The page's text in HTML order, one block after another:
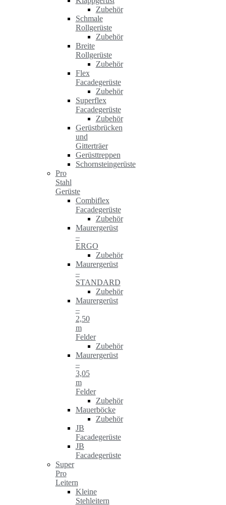
Zubehör
Schmale
Rollgerüste
Zubehör
Breite
Rollgerüste
Zubehör
Flex
Facadegerüste
Zubehör
Superflex
Facadegerüste
Zubehör
Gerüstbrücken
und
Gitterträer
Gerüsttreppen
Schornsteingerüste
Pro
Stahl
Gerüste
Combiflex
Facadegerüste
Zubehör
Maurergerüst
–
ERGO
Zubehör
Maurergerüst
–
STANDARD
Zubehör
Maurergerüst
–
2,50
m
Felder
Zubehör
Maurergerüst
–
3,05
m
Felder
Zubehör
Mauerböcke
Zubehör
JB
Facadegerüste
JB
Facadegerüste
Super
Pro
Leitern
Kleine
Stehleitern